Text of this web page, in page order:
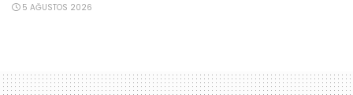
5 AĞUSTOS 2026